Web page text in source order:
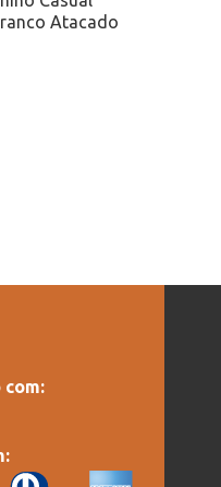
Atacado
com: